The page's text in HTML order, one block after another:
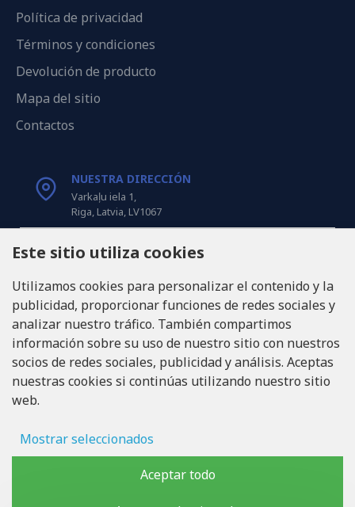
Política de privacidad
Términos y condiciones
Devolución de producto
Mapa del sitio
Contactos
NUESTRA DIRECCIÓN
Varkaļu iela 1,
Riga, Latvia, LV1067
LLÁMANOS
INFO@LUKONS.COM
DETALLES DE LA COMPAÑÍA
RITONE SIA
Domicilio legal: Rīga, Zasulauka iela 32 - 7, LV-1046
Este sitio utiliza cookies
Utilizamos cookies para personalizar el contenido y la
publicidad, proporcionar funciones de redes sociales y
analizar nuestro tráfico. También compartimos
información sobre su uso de nuestro sitio con nuestros
socios de redes sociales, publicidad y análisis. Aceptas
nuestras cookies si continúas utilizando nuestro sitio
web.
Mostrar seleccionados
Almacenamiento de anunciosAceptar todo